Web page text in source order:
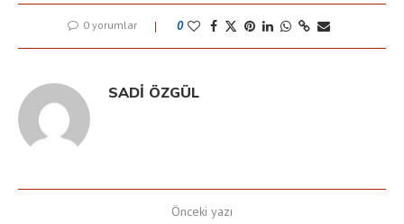
0 yorumlar 0
SADI ÖZGÜL
Önceki yazı